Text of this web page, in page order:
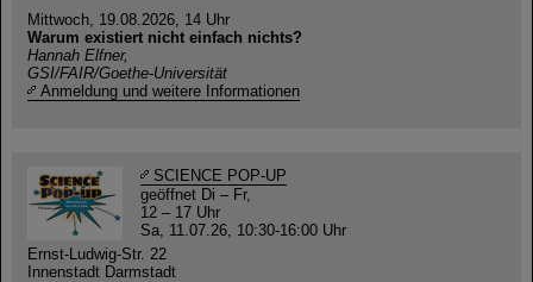
Mittwoch, 19.08.2026, 14 Uhr
Warum existiert nicht einfach nichts?
Hannah Elfner,
GSI/FAIR/Goethe-Universität
Anmeldung und weitere Informationen
SCIENCE POP-UP
geöffnet Di – Fr,
12 – 17 Uhr
Sa, 11.07.26, 10:30-16:00 Uhr
Ernst-Ludwig-Str. 22
Innenstadt Darmstadt